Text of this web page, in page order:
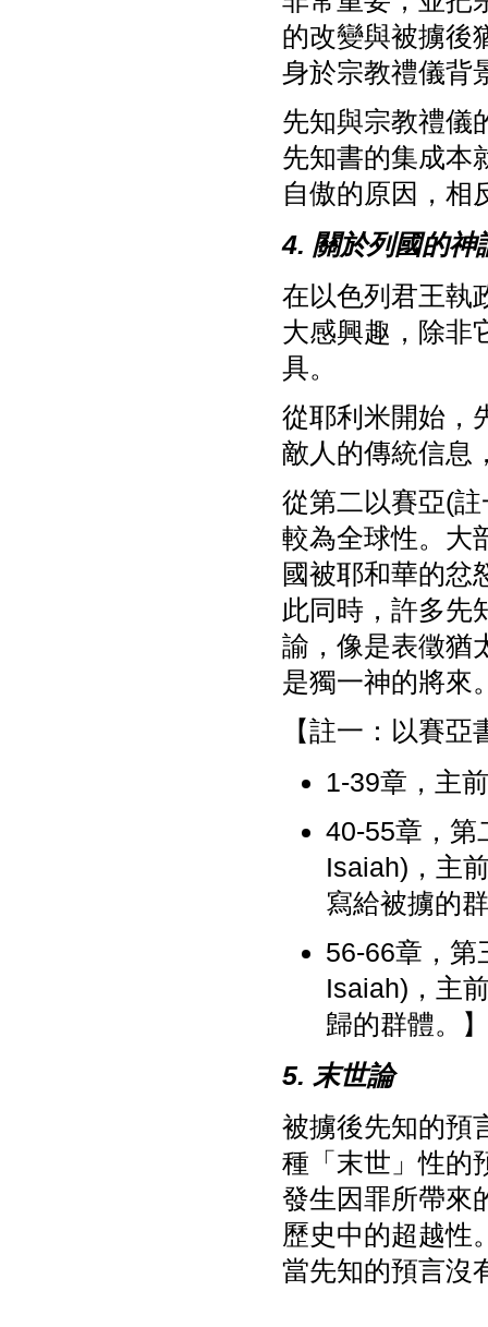
的改變與被擄後
身於宗教禮儀背
先知與宗教禮儀
先知書的集成本
自傲的原因，相
4. 關於列國的神
在以色列君王執
大感興趣，除非
具。
從耶利米開始，
敵人的傳統信息
從第二以賽亞(
較為全球性。大
國被耶和華的忿
此同時，許多先
諭，像是表徵猶
是獨一神的將來
【註一：以賽
1-39章，主
40-55章，第
Isaiah)，主
寫給被擄的
56-66章，第
Isaiah)，主
歸的群體。】
5. 末世論
被擄後先知的預
種「末世」性的
發生因罪所帶來
歷史中的超越性
當先知的預言沒